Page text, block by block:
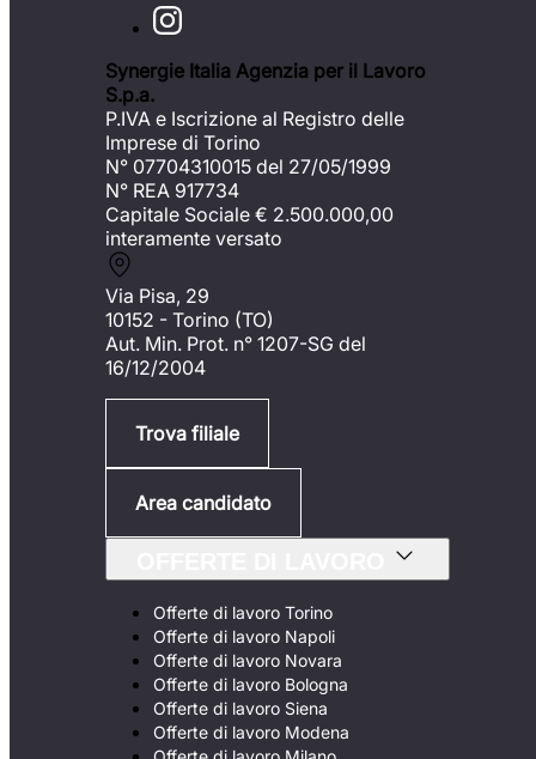
Synergie Italia Agenzia per il Lavoro
S.p.a.
P.IVA e Iscrizione al Registro delle
Imprese di Torino
N° 07704310015 del 27/05/1999
N° REA 917734
Capitale Sociale € 2.500.000,00
interamente versato
Via Pisa, 29
10152 - Torino (TO)
Aut. Min. Prot. n° 1207-SG del
16/12/2004
Trova filiale
Area candidato
Offerte di lavoro Torino
Offerte di lavoro Napoli
Offerte di lavoro Novara
Offerte di lavoro Bologna
Offerte di lavoro Siena
Offerte di lavoro Modena